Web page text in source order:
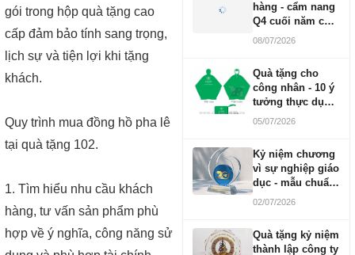
gói trong hộp quà tặng cao
cấp đảm bảo tính sang trọng,
lịch sự và tiện lợi khi tặng
khách.
Quy trình mua đồng hồ pha lê
tại quà tặng 102.
1. Tìm hiểu nhu cầu khách
hàng, tư vấn sản phẩm phù
hợp về ý nghĩa, công năng sử
hàng - cẩm nang
Q4 cuối năm cho
doanh nghiệp
08/07/2026
Quà tặng cho
công nhân - 10 ý
tưởng thực dụng
ngân sách 100-
05/07/2026
Kỷ niệm chương
vì sự nghiệp giáo
dục - mẫu chuẩn
2026
02/07/2026
Quà tặng kỷ niệm
thành lập công ty